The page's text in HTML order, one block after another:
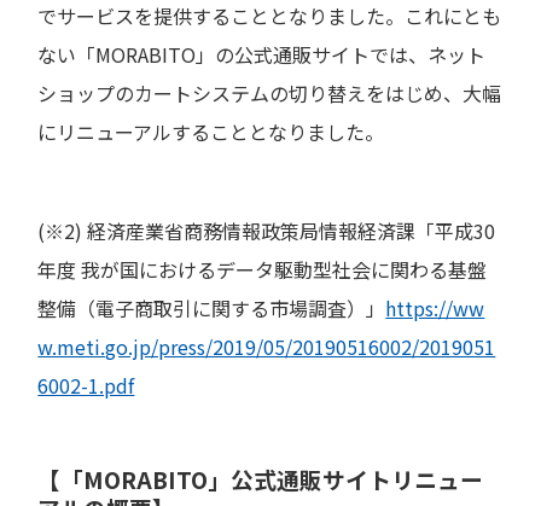
でサービスを提供することとなりました。これにとも
ない「MORABITO」の公式通販サイトでは、ネット
ショップのカートシステムの切り替えをはじめ、大幅
にリニューアルすることとなりました。
(※2) 経済産業省商務情報政策局情報経済課「平成30
年度 我が国におけるデータ駆動型社会に関わる基盤
整備（電子商取引に関する市場調査）」 https://ww
w.meti.go.jp/press/2019/05/20190516002/2019051
6002-1.pdf
【「MORABITO」公式通販サイトリニュー